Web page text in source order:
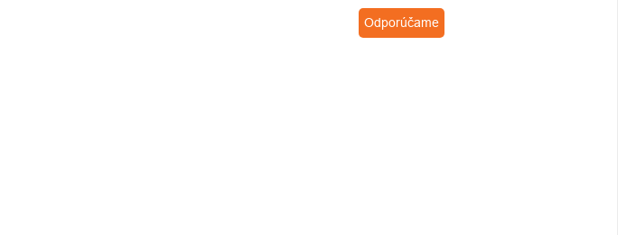
Odporúčame